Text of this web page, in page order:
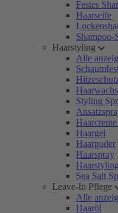
Festes
Haarseife
Shampoo-
Haarstyling
Alle
Haarwachs
Styling
Haargel
Haarpuder
Haarspray
Sea Salt
Leave-In Pflege
Alle
Haaröl